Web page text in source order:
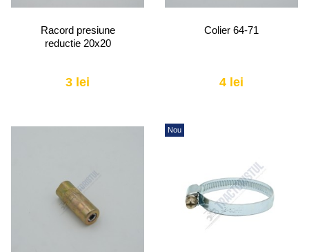
Racord presiune
reductie 20x20
3 lei
Colier 64-71
4 lei
Nou